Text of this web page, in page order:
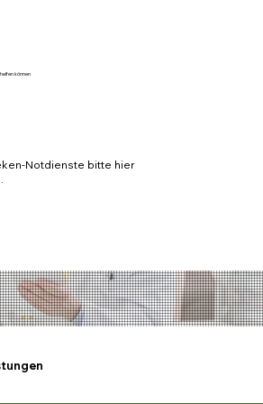
können
Notdienste bitte hier